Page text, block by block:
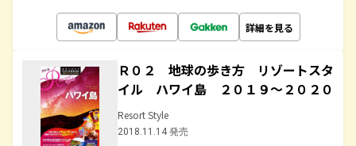
詳細を見る
Ｒ０２ 地球の歩き方 リゾートスタ
イル ハワイ島 ２０１９～２０２０
Resort Style
2018.11.14 発売